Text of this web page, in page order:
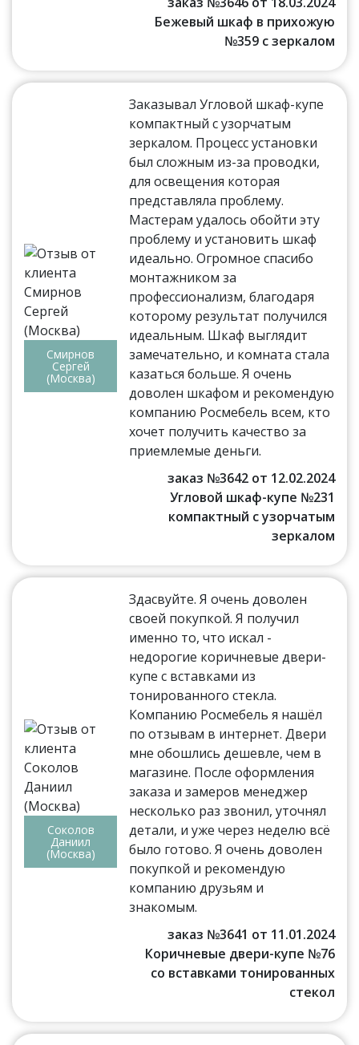
Бежевый шкаф в прихожую
№359 с зеркалом
Смирнов
Сергей
(Москва)
Заказывал Угловой шкаф-купе
компактный с узорчатым
зеркалом. Процесс установки
был сложным из-за проводки,
для освещения которая
представляла проблему.
Мастерам удалось обойти эту
проблему и установить шкаф
идеально. Огромное спасибо
монтажником за
профессионализм, благодаря
которому результат получился
идеальным. Шкаф выглядит
замечательно, и комната стала
казаться больше. Я очень
доволен шкафом и рекомендую
компанию Росмебель всем, кто
хочет получить качество за
приемлемые деньги.
заказ №3642 от 12.02.2024
Угловой шкаф-купе №231
компактный с узорчатым
зеркалом
Соколов
Даниил
(Москва)
Здасвуйте. Я очень доволен
своей покупкой. Я получил
именно то, что искал -
недорогие коричневые двери-
купе с вставками из
тонированного стекла.
Компанию Росмебель я нашёл
по отзывам в интернет. Двери
мне обошлись дешевле, чем в
магазине. После оформления
заказа и замеров менеджер
несколько раз звонил, уточнял
детали, и уже через неделю всё
было готово. Я очень доволен
покупкой и рекомендую
компанию друзьям и
знакомым.
заказ №3641 от 11.01.2024
Коричневые двери-купе №76
со вставками тонированных
стекол